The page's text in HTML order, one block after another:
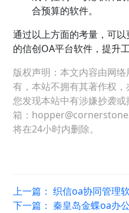
合预算的软件。
通过以上方面的考量，可
的信创OA平台软件，提升
版权声明：本文内容由网
有，本站不拥有其著作权
您发现本站中有涉嫌抄袭
箱：
将在24小时内删除。
上一篇：织信oa协同管理
下一篇：秦皇岛金蝶oa办